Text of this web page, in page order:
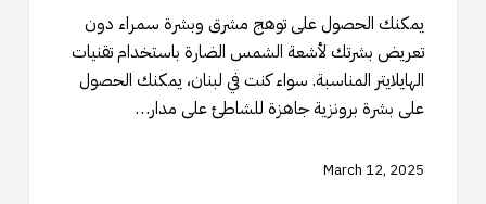
لمحاكاة
السمرة
الطبيعية
يمكنك الحصول على توهج مشرق وبشرة سمراء دون
تعريض بشرتك لأشعة الشمس الضارة باستخدام تقنيات
الهايلايتر المناسبة. سواء كنت في لبنان، يمكنك الحصول
على بشرة برونزية جاهزة للشاطئ على مدار…
March 12, 2025